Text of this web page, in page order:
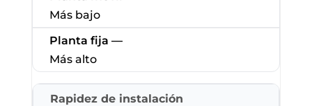
Más bajo
Más alto
Rapidez de instalación